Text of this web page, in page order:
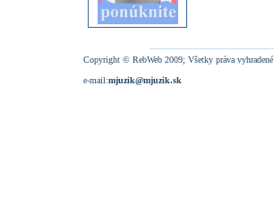
Copyright © RebWeb 2009; Všetky práva vyhradené
e-mail:mjuzik@mjuzik.sk